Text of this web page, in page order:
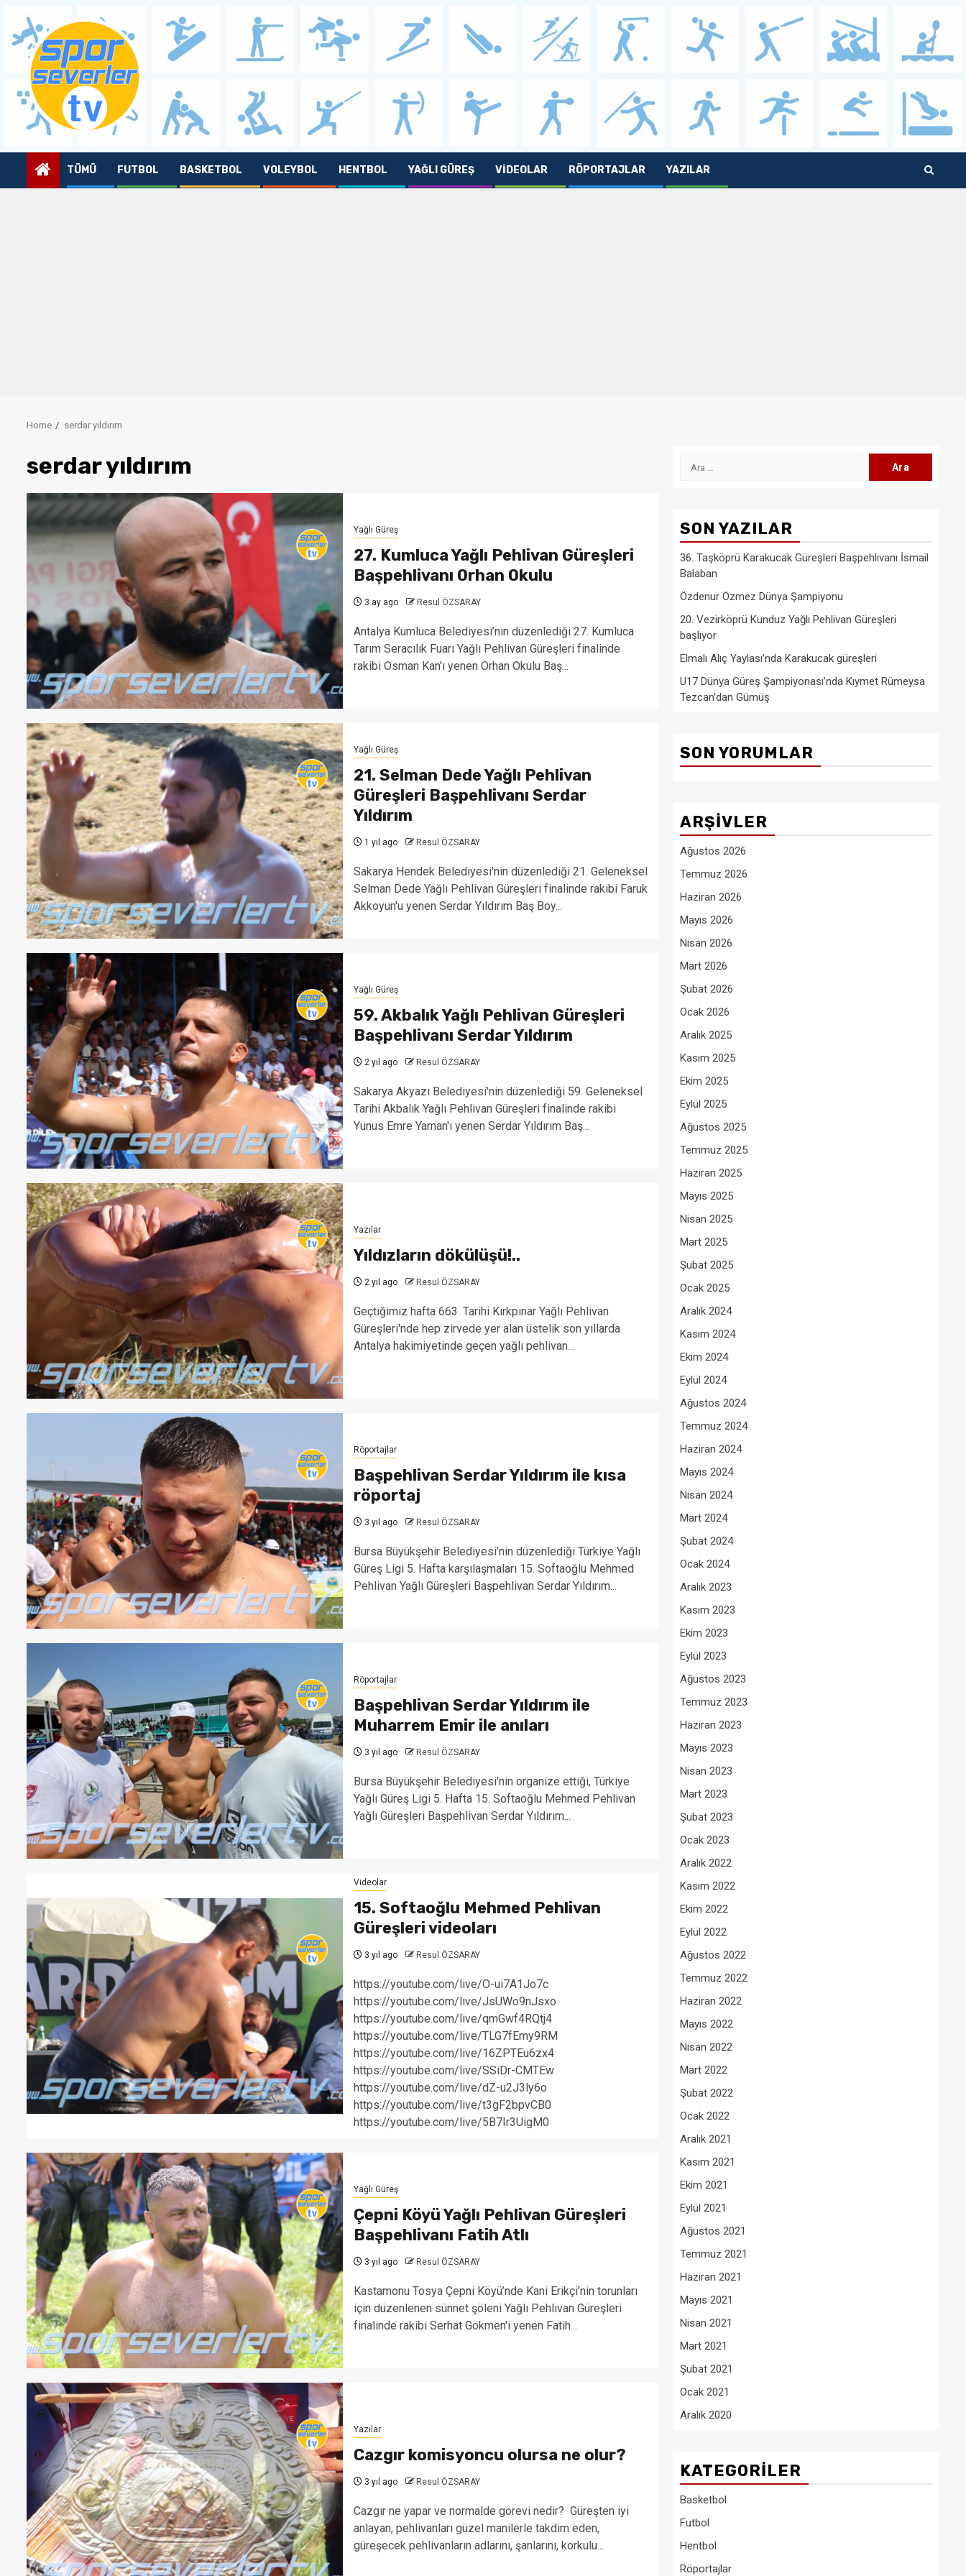
content
TÜMÜ FUTBOL BASKETBOL VOLEYBOL HENTBOL YAĞLI GÜREŞ VIDEOLAR RÖPORTAJLAR YAZILAR
Home serdar yıldırım
serdar yıldırım
Yağlı Güreş
27. Kumluca Yağlı Pehlivan Güreşleri
Başpehlivanı Orhan Okulu
3 ay ago Resul ÖZSARAY
Antalya Kumluca Belediyesi’nin düzenlediği 27. Kumluca
Tarım Seracılık Fuarı Yağlı Pehlivan Güreşleri finalinde
rakibi Osman Kan'ı yenen Orhan Okulu Baş...
Yağlı Güreş
21. Selman Dede Yağlı Pehlivan
Güreşleri Başpehlivanı Serdar
Yıldırım
1 yıl ago Resul ÖZSARAY
Sakarya Hendek Belediyesi'nin düzenlediği 21. Geleneksel
Selman Dede Yağlı Pehlivan Güreşleri finalinde rakibi Faruk
Akkoyun'u yenen Serdar Yıldırım Baş Boy...
Yağlı Güreş
59. Akbalık Yağlı Pehlivan Güreşleri
Başpehlivanı Serdar Yıldırım
2 yıl ago Resul ÖZSARAY
Sakarya Akyazı Belediyesi'nin düzenlediği 59. Geleneksel
Tarihi Akbalık Yağlı Pehlivan Güreşleri finalinde rakibi
Yunus Emre Yaman'ı yenen Serdar Yıldırım Baş...
Yazılar
Yıldızların dökülüşü!..
2 yıl ago Resul ÖZSARAY
Geçtiğimiz hafta 663. Tarihi Kırkpınar Yağlı Pehlivan
Güreşleri'nde hep zirvede yer alan üstelik son yıllarda
Antalya hakimiyetinde geçen yağlı pehlivan...
Röportajlar
Başpehlivan Serdar Yıldırım ile kısa
röportaj
3 yıl ago Resul ÖZSARAY
Bursa Büyükşehir Belediyesi’nin düzenlediği Türkiye Yağlı
Güreş Ligi 5. Hafta karşılaşmaları 15. Softaoğlu Mehmed
Pehlivan Yağlı Güreşleri Başpehlivan Serdar Yıldırım...
Röportajlar
Başpehlivan Serdar Yıldırım ile
Muharrem Emir ile anıları
3 yıl ago Resul ÖZSARAY
Bursa Büyükşehir Belediyesi'nin organize ettiği, Türkiye
Yağlı Güreş Ligi 5. Hafta 15. Softaoğlu Mehmed Pehlivan
Yağlı Güreşleri Başpehlivan Serdar Yıldırım...
Videolar
15. Softaoğlu Mehmed Pehlivan
Güreşleri videoları
3 yıl ago Resul ÖZSARAY
https://youtube.com/live/O-ui7A1Jo7c
https://youtube.com/live/JsUWo9nJsxo
https://youtube.com/live/qmGwf4RQtj4
https://youtube.com/live/TLG7fEmy9RM
https://youtube.com/live/16ZPTEu6zx4
https://youtube.com/live/SSiDr-CMTEw
https://youtube.com/live/dZ-u2J3ly6o
https://youtube.com/live/t3gF2bpvCB0
https://youtube.com/live/5B7Ir3UigM0
Yağlı Güreş
Çepni Köyü Yağlı Pehlivan Güreşleri
Başpehlivanı Fatih Atlı
3 yıl ago Resul ÖZSARAY
Kastamonu Tosya Çepni Köyü’nde Kani Erikçi’nin torunları
için düzenlenen sünnet şöleni Yağlı Pehlivan Güreşleri
finalinde rakibi Serhat Gökmen'i yenen Fatih...
Yazılar
Cazgır komisyoncu olursa ne olur?
3 yıl ago Resul ÖZSARAY
Cazgır ne yapar ve normalde görevi nedir? Güreşten iyi
anlayan, pehlivanları güzel manilerle takdim eden,
güreşecek pehlivanların adlarını, şanlarını, korkulu...
Arama:
SON YAZILAR
36. Taşköprü Karakucak Güreşleri Başpehlivanı İsmail
Balaban
Özdenur Özmez Dünya Şampiyonu
20. Vezirköprü Kunduz Yağlı Pehlivan Güreşleri
başlıyor
Elmalı Alıç Yaylası’nda Karakucak güreşleri
U17 Dünya Güreş Şampiyonası’nda Kıymet Rümeysa
Tezcan’dan Gümüş
SON YORUMLAR
ARŞIVLER
Ağustos 2026
Temmuz 2026
Haziran 2026
Mayıs 2026
Nisan 2026
Mart 2026
Şubat 2026
Ocak 2026
Aralık 2025
Kasım 2025
Ekim 2025
Eylül 2025
Ağustos 2025
Temmuz 2025
Haziran 2025
Mayıs 2025
Nisan 2025
Mart 2025
Şubat 2025
Ocak 2025
Aralık 2024
Kasım 2024
Ekim 2024
Eylül 2024
Ağustos 2024
Temmuz 2024
Haziran 2024
Mayıs 2024
Nisan 2024
Mart 2024
Şubat 2024
Ocak 2024
Aralık 2023
Kasım 2023
Ekim 2023
Eylül 2023
Ağustos 2023
Temmuz 2023
Haziran 2023
Mayıs 2023
Nisan 2023
Mart 2023
Şubat 2023
Ocak 2023
Aralık 2022
Kasım 2022
Ekim 2022
Eylül 2022
Ağustos 2022
Temmuz 2022
Haziran 2022
Mayıs 2022
Nisan 2022
Mart 2022
Şubat 2022
Ocak 2022
Aralık 2021
Kasım 2021
Ekim 2021
Eylül 2021
Ağustos 2021
Temmuz 2021
Haziran 2021
Mayıs 2021
Nisan 2021
Mart 2021
Şubat 2021
Ocak 2021
Aralık 2020
KATEGORILER
Basketbol
Futbol
Hentbol
Röportajlar